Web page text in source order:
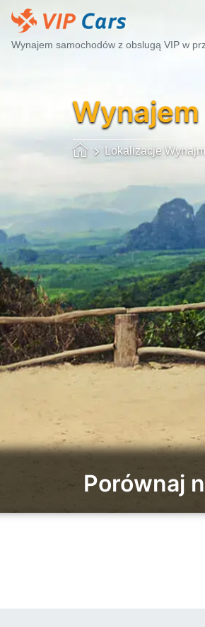
Wynajem samochodów z obslugą VIP w
Lokalizacje
Porównaj